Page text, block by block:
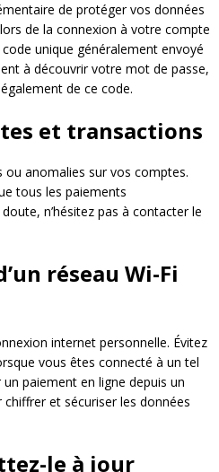
de protéger vos données
de la connexion à votre compte
unique généralement envoyé
à découvrir votre mot de passe,
de ce code.
et transactions
ou anomalies sur vos comptes.
tous les paiements
n’hésitez pas à contacter le
réseau Wi-Fi
internet personnelle. Évitez
vous êtes connecté à un tel
paiement en ligne depuis un
et sécuriser les données
le à jour